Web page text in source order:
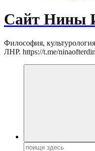
Сайт Нины
Философия,
ЛНР. https://t.me/
Поиск: